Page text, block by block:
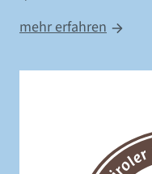
mehr erfahren